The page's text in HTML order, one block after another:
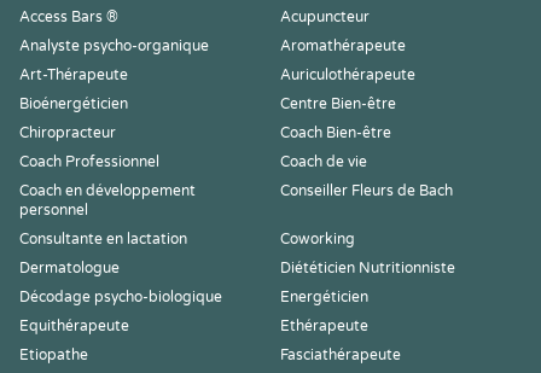
Access Bars ®
Acupuncteur
Analyste psycho-organique
Aromathérapeute
Art-Thérapeute
Auriculothérapeute
Bioénergéticien
Centre Bien-être
Chiropracteur
Coach Bien-être
Coach Professionnel
Coach de vie
Coach en développement
personnel
Conseiller Fleurs de Bach
Consultante en lactation
Coworking
Dermatologue
Diététicien Nutritionniste
Décodage psycho-biologique
Energéticien
Equithérapeute
Ethérapeute
Etiopathe
Fasciathérapeute